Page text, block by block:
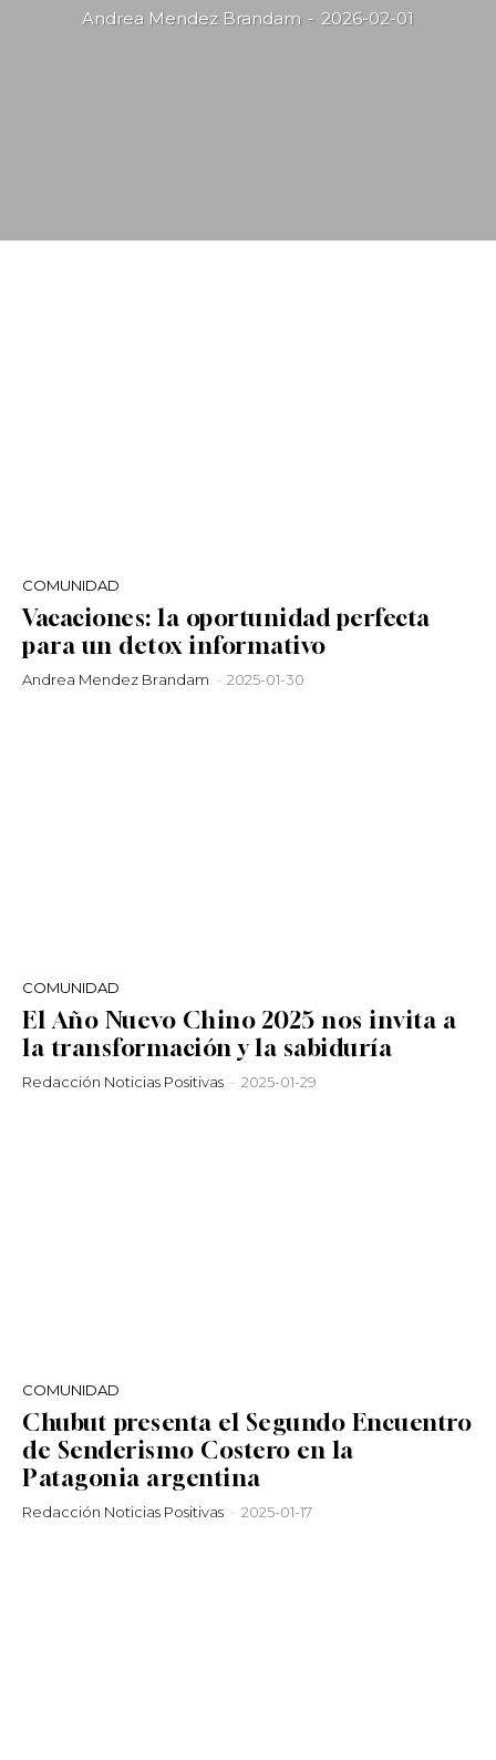
Andrea Mendez Brandam - 2026-02-01
COMUNIDAD
Vacaciones: la oportunidad perfecta
para un detox informativo
Andrea Mendez Brandam - 2025-01-30
COMUNIDAD
El Año Nuevo Chino 2025 nos invita a
la transformación y la sabiduría
Redacción Noticias Positivas - 2025-01-29
COMUNIDAD
Chubut presenta el Segundo Encuentro
de Senderismo Costero en la
Patagonia argentina
Redacción Noticias Positivas - 2025-01-17